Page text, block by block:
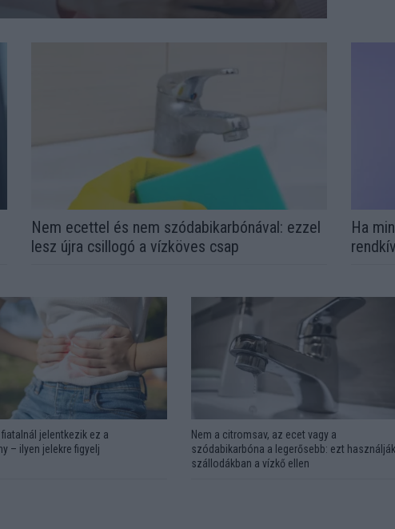
Nem ecettel és nem szódabikarbónával: ezzel
lesz újra csillogó a vízköves csap
Ha
fiatalnál jelentkezik ez a
– ilyen jelekre figyelj
Nem a citromsav, az ecet vagy a
szódabikarbóna a legerősebb: ezt
szállodákban a vízkő ellen